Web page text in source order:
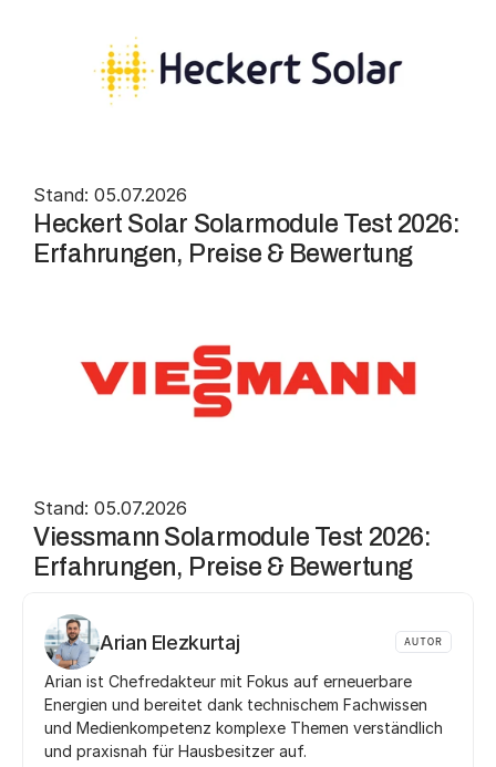
Stand: 05.07.2026
Heckert Solar Solarmodule Test 2026:
Erfahrungen, Preise & Bewertung
Stand: 05.07.2026
Viessmann Solarmodule Test 2026:
Erfahrungen, Preise & Bewertung
Arian Elezkurtaj AUTOR
Arian ist Chefredakteur mit Fokus auf erneuerbare
Energien und bereitet dank technischem Fachwissen
und Medienkompetenz komplexe Themen verständlich
und praxisnah für Hausbesitzer auf.